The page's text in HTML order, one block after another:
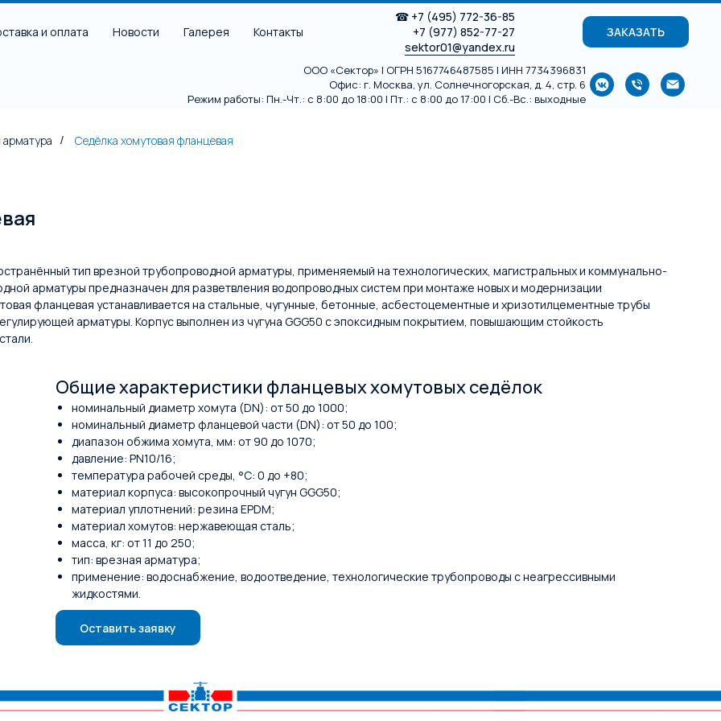
и оплата Новости Галерея Контакты
☎ +7 (495) 772-36-85
+7 (977) 852-77-27
sektor01@yandex.ru
ЗАКАЗАТЬ
ООО «Сектор» | ОГРН 5167746487585 | ИНН 7734396831
Офис: г. Москва, ул. Солнечногорская, д. 4, стр. 6
Режим работы: Пн.-Чт.: с 8:00 до 18:00 | Пт.: с 8:00 до 17:00 | Сб.-Вс.: выходные
/ Седёлка хомутовая фланцевая
тип врезной трубопроводной арматуры, применяемый на технологических, магистральных и коммунально-
арматуры предназначен для разветвления водопроводных систем при монтаже новых и модернизации
фланцевая устанавливается на стальные, чугунные, бетонные, асбестоцементные и хризотилцементные трубы
арматуры. Корпус выполнен из чугуна GGG50 с эпоксидным покрытием, повышающим стойкость
Общие характеристики фланцевых хомутовых седёлок
номинальный диаметр хомута (DN): от 50 до 1000;
номинальный диаметр фланцевой части (DN): от 50 до 100;
диапазон обжима хомута, мм: от 90 до 1070;
давление: PN10/16;
температура рабочей среды, °С: 0 до +80;
материал корпуса: высокопрочный чугун GGG50;
материал уплотнений: резина EPDM;
материал хомутов: нержавеющая сталь;
масса, кг: от 11 до 250;
тип: врезная арматура;
применение: водоснабжение, водоотведение, технологические трубопроводы с неагрессивными
жидкостями.
Оставить заявку